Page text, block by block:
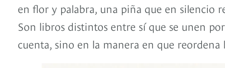
en flor y palabra, una piña que en silencio
Son libros distintos entre sí que se unen
cuenta, sino en la manera en que